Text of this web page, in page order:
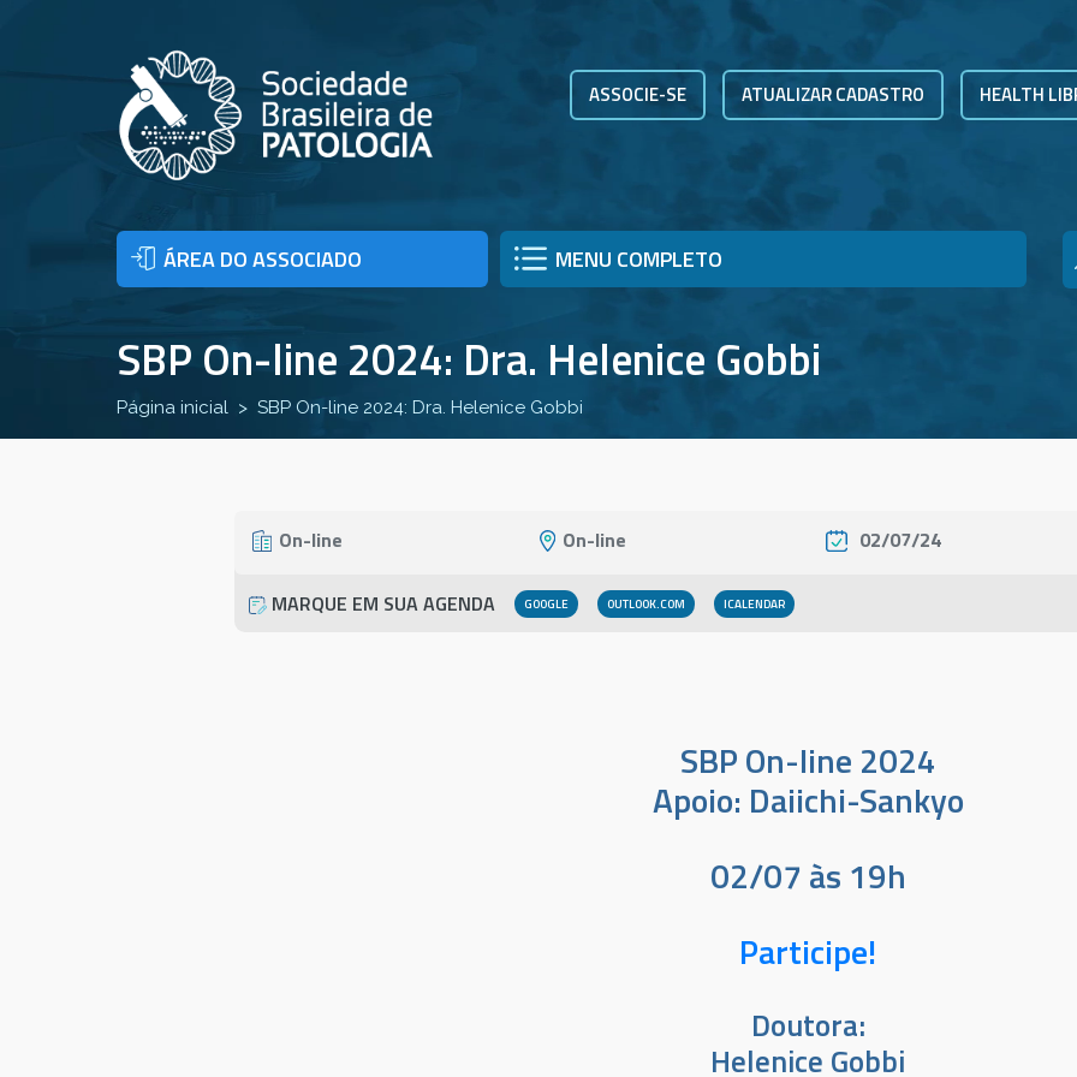
ASSOCIE-SE ATUALIZAR CADASTRO HEALTH
ÁREA DO ASSOCIADO MENU COMPLETO
SBP On-line 2024: Dra. Helenice Gobbi
Página inicial SBP On-line 2024: Dra. Helenice Gobbi
On-line On-line 02/07/24
MARQUE EM SUA AGENDA GOOGLE OUTLOOK.COM
SBP On-line 2024
Apoio: Daiichi-Sankyo
02/07 às 19h
Participe!
Doutora:
Helenice Gobbi